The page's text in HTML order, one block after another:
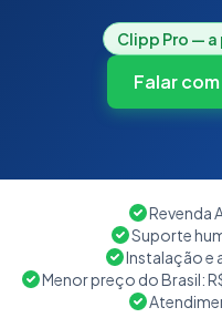
Clipp Pro — a
Falar
Revenda
Suporte
Instalação e
Menor preço do Brasil: